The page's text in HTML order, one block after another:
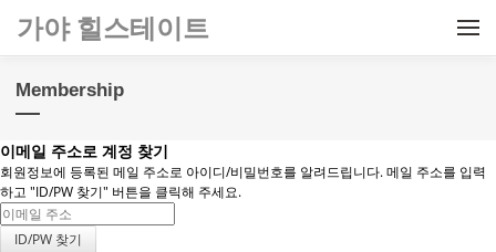
가야 힐스테이트
Membership
이메일 주소로 계정 찾기
회원정보에 등록된 메일 주소로 아이디/비밀번호를 알려드립니다. 메일 주소를 입력
하고 "ID/PW 찾기" 버튼을 클릭해 주세요.